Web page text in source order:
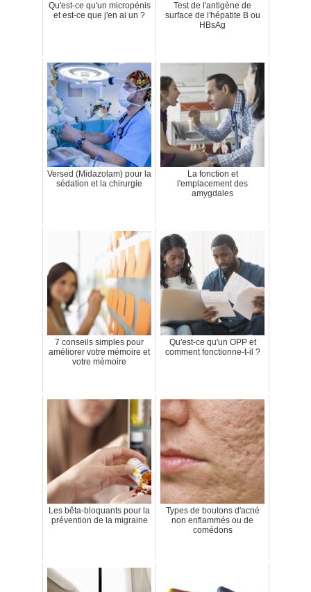
Qu'est-ce qu'un micropénis
et est-ce que j'en ai un ?
Test de l'antigène de
surface de l'hépatite B ou
HBsAg
Versed (Midazolam) pour la
sédation et la chirurgie
La fonction et
l'emplacement des
amygdales
7 conseils simples pour
améliorer votre mémoire et
votre mémoire
Qu'est-ce qu'un OPP et
comment fonctionne-t-il ?
Les bêta-bloquants pour la
prévention de la migraine
Types de boutons d'acné
non enflammés ou de
comédons